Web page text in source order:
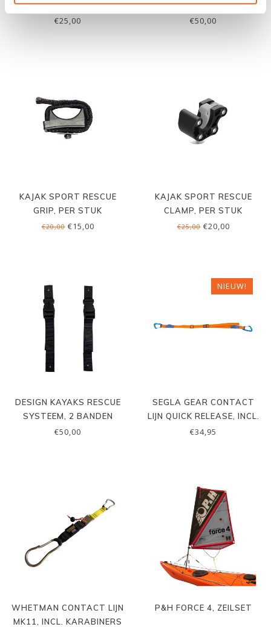
BUTTON
€25,00 €50,00
KAJAK SPORT RESCUE
GRIP, PER STUK
€20,00€15,00
KAJAK SPORT RESCUE
CLAMP, PER STUK
€25,00€20,00
DESIGN KAYAKS RESCUE
SYSTEEM, 2 BANDEN
€50,00
NIEUW!
SEGLA GEAR CONTACT
LIJN QUICK RELEASE, INCL.
KARABINERS
€34,95
WHETMAN CONTACT LIJN
MK11, INCL. KARABINERS
P&H FORCE 4, ZEILSET